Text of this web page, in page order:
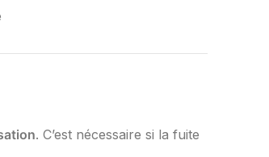
. C’est nécessaire si la fuite